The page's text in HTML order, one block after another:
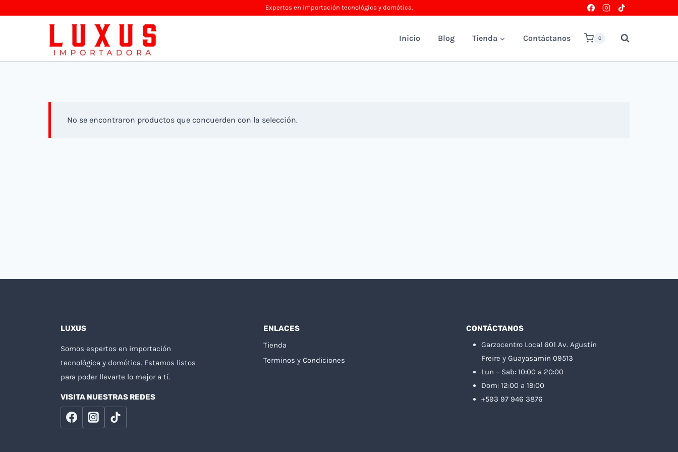
Expertos en importación tecnológica y domótica.
Inicio Blog Tienda Contáctanos 0
No se encontraron productos que concuerden con la selección.
LUXUS
Somos espertos en importación
tecnológica y domótica. Estamos listos
para poder llevarte lo mejor a tí.
VISITA NUESTRAS REDES
ENLACES
Tienda
Terminos y Condiciones
CONTÁCTANOS
Garzocentro Local 601 Av. Agustín
Freire y Guayasamin 09513
Lun – Sab: 10:00 a 20:00
Dom: 12:00 a 19:00
+593 97 946 3876